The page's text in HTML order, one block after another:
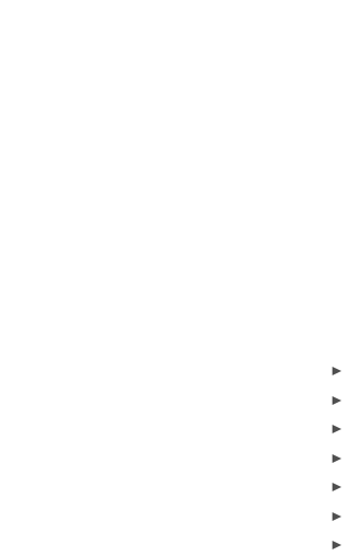
►
►
►
►
►
►
►